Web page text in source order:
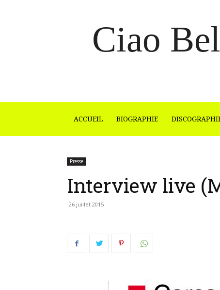
Ciao
ACCUEIL BIOGRAPHIE
Presse
Interview live
26 juillet 2015